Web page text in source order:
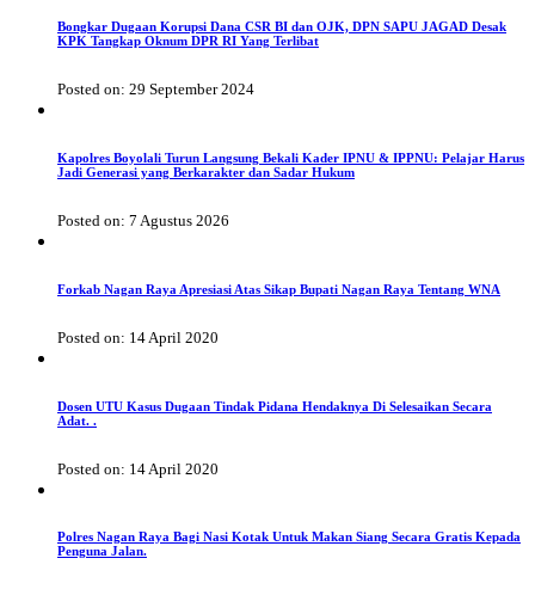
Bongkar Dugaan Korupsi Dana CSR BI dan OJK, DPN SAPU JAGAD Desak
KPK Tangkap Oknum DPR RI Yang Terlibat
Posted on: 29 September 2024
Kapolres Boyolali Turun Langsung Bekali Kader IPNU & IPPNU: Pelajar Harus
Jadi Generasi yang Berkarakter dan Sadar Hukum
Posted on: 7 Agustus 2026
Forkab Nagan Raya Apresiasi Atas Sikap Bupati Nagan Raya Tentang WNA
Posted on: 14 April 2020
Dosen UTU Kasus Dugaan Tindak Pidana Hendaknya Di Selesaikan Secara
Adat. .
Posted on: 14 April 2020
Polres Nagan Raya Bagi Nasi Kotak Untuk Makan Siang Secara Gratis Kepada
Penguna Jalan.